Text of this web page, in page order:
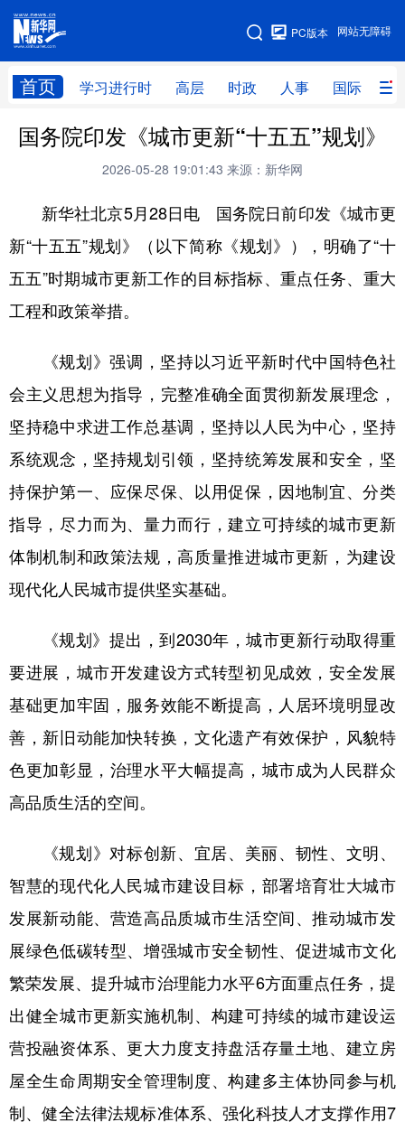
网站无障碍
PC版本
首页 学习进行时 高层 时政 人事 国际 财
网站地图
学习进行时 高层 时政 人事
财经 网评
台湾 思客智库 全球连线 教育
科技 科创 量子 体育
文化 书画 健康 军事
法律 中央文件 金融 汽车
食品 人居 信息化 数字经济
学术中国 乡村振兴 银龄 溯源中国
彩票 娱乐 时尚 悦读
公益 一带一路 亚太网 上市公司
文化产业
北京 天津 河北 山西
辽宁 吉林 上海 江苏
浙江 安徽 福建 江西
山东 河南
广东 广西 海南 重庆
四川 贵州 云南 西藏
陕西 甘肃 青海 宁夏
English Español Français عربى
Русский язык 日本語 한국어
国务院印发《城市更新“十五五”规划》
2026-05-28 19:01:43 来源：新华网
新华社北京5月28日电 国务院日前印发《城市更
新“十五五”规划》（以下简称《规划》），明确了“十
五五”时期城市更新工作的目标指标、重点任务、重大
工程和政策举措。
《规划》强调，坚持以习近平新时代中国特色社
会主义思想为指导，完整准确全面贯彻新发展理念，
坚持稳中求进工作总基调，坚持以人民为中心，坚持
系统观念，坚持规划引领，坚持统筹发展和安全，坚
持保护第一、应保尽保、以用促保，因地制宜、分类
指导，尽力而为、量力而行，建立可持续的城市更新
体制机制和政策法规，高质量推进城市更新，为建设
现代化人民城市提供坚实基础。
《规划》提出，到2030年，城市更新行动取得重
要进展，城市开发建设方式转型初见成效，安全发展
基础更加牢固，服务效能不断提高，人居环境明显改
善，新旧动能加快转换，文化遗产有效保护，风貌特
色更加彰显，治理水平大幅提高，城市成为人民群众
高品质生活的空间。
《规划》对标创新、宜居、美丽、韧性、文明、
智慧的现代化人民城市建设目标，部署培育壮大城市
发展新动能、营造高品质城市生活空间、推动城市发
展绿色低碳转型、增强城市安全韧性、促进城市文化
繁荣发展、提升城市治理能力水平6方面重点任务，提
出健全城市更新实施机制、构建可持续的城市建设运
营投融资体系、更大力度支持盘活存量土地、建立房
屋全生命周期安全管理制度、构建多主体协同参与机
制、健全法律法规标准体系、强化科技人才支撑作用7